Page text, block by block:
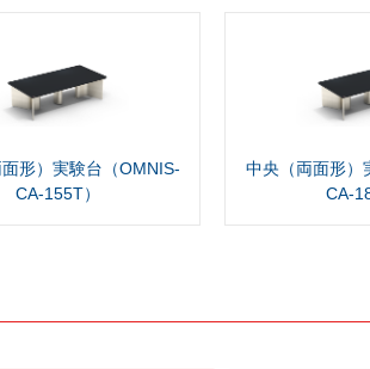
形）実験台（OMNIS-
CA-155T）
中央（両面形）
CA-